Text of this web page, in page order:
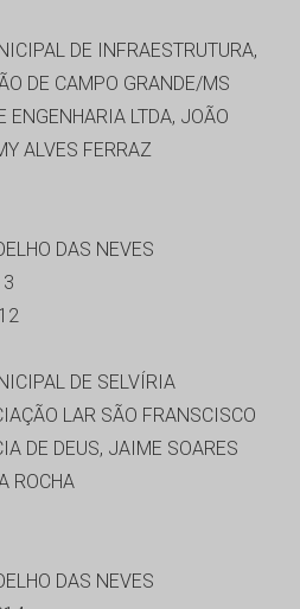
DE INFRAESTRUTURA,
DE CAMPO GRANDE/MS
ENGENHARIA LTDA, JOÃO
ALVES FERRAZ
DAS NEVES
DE SELVÍRIA
LAR SÃO FRANSCISCO
DE DEUS, JAIME SOARES
ROCHA
DAS NEVES